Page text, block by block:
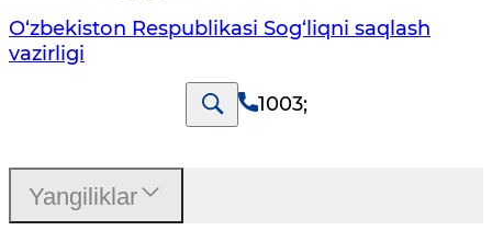
O‘zbеkistоn Rеspublikаsi Sоg‘liqni saqlash
vаzirligi
1003;
Yangiliklar